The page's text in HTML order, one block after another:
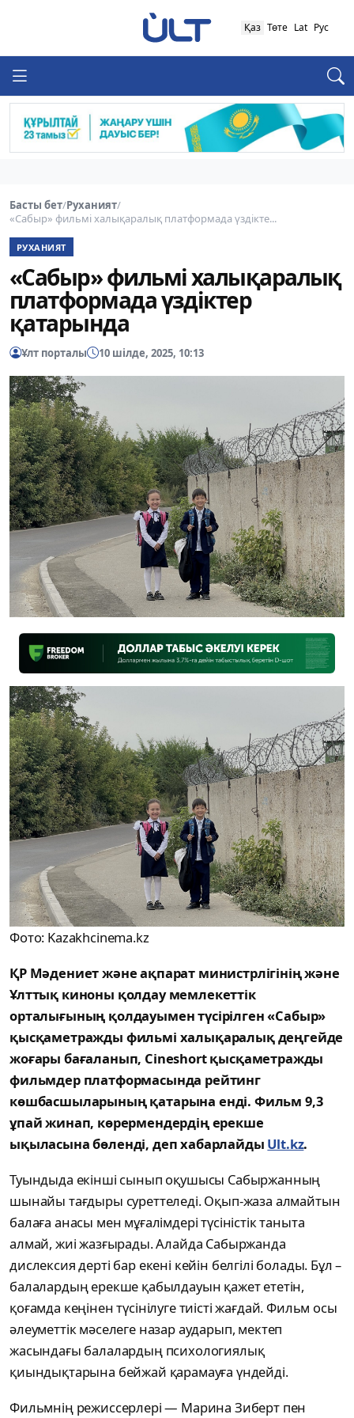
Қаз Төте Lat Рус
Басты бет/Руханият/
«Сабыр» фильмі халықаралық платформада үздікте...
РУХАНИЯТ
«Сабыр» фильмі халықаралық
платформада үздіктер
қатарында
Ұлт порталы 10 шілде, 2025, 10:13
Фото: Kazakhcinema.kz
ҚР Мәдениет және ақпарат министрлігінің және
Ұлттық киноны қолдау мемлекеттік
орталығының қолдауымен түсірілген «Сабыр»
қысқаметражды фильмі халықаралық деңгейде
жоғары бағаланып, Cineshort қысқаметражды
фильмдер платформасында рейтинг
көшбасшыларының қатарына енді. Фильм 9,3
ұпай жинап, көрермендердің ерекше
ықыласына бөленді, деп хабарлайды Ult.kz.
Туындыда екінші сынып оқушысы Сабыржанның
шынайы тағдыры суреттеледі. Оқып-жаза алмайтын
балаға анасы мен мұғалімдері түсіністік таныта
алмай, жиі жазғырады. Алайда Сабыржанда
дислексия дерті бар екені кейін белгілі болады. Бұл –
балалардың ерекше қабылдауын қажет ететін,
қоғамда кеңінен түсінілуге тиісті жағдай. Фильм осы
әлеуметтік мәселеге назар аударып, мектеп
жасындағы балалардың психологиялық
қиындықтарына бейжай қарамауға үндейді.
Фильмнің режиссерлері — Марина Зиберт пен